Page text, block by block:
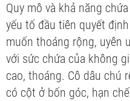
Quy mô và khả năng
yếu tố đầu tiên quyết
muốn thoáng rộng, uyên
với sức chứa của không
cao, thoáng. Cô dâu chú
có cột ở bốn góc, hạn